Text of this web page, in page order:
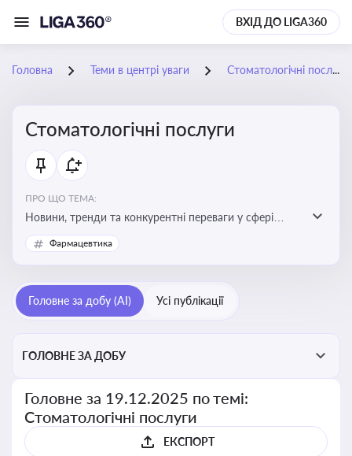
ВХІД ДО LIGA360
Головна Теми в центрі уваги Стоматологічні послуги
Стоматологічні послуги
ПРО ЩО ТЕМА:
Новини, тренди та конкурентні переваги у сфері
стоматологічних послуг. Використання новітніх
технологій та стратегій для покращення
Фармацевтика
Головне за добу (AI) Усі публікації
ГОЛОВНЕ ЗА ДОБУ
Головне за 19.12.2025 по темі:
Стоматологічні послуги
ЕКСПОРТ